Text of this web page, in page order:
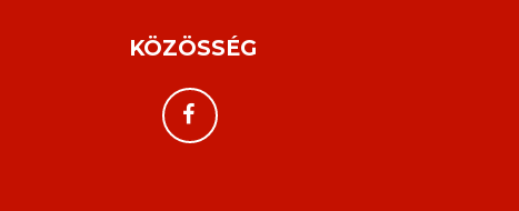
KÖZÖSSÉG